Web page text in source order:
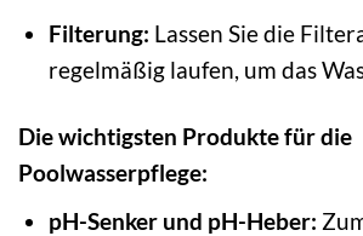
Filterung: Lassen Sie die
regelmäßig laufen, um das
Die wichtigsten Produkte für die
Poolwasserpflege:
pH-Senker und pH-Heber: